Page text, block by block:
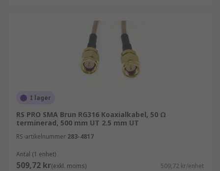
I lager
RS PRO SMA Brun RG316 Koaxialkabel, 50 Ω
terminerad, 500 mm UT 2.5 mm UT
RS-artikelnummer 283-4817
Antal (1 enhet)
509,72 kr(exkl. moms) 509,72 kr/enhet